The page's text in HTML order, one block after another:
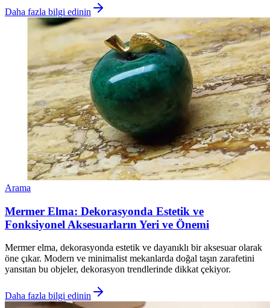
Daha fazla bilgi edinin
Arama
Mermer Elma: Dekorasyonda Estetik ve
Fonksiyonel Aksesuarların Yeri ve Önemi
Mermer elma, dekorasyonda estetik ve dayanıklı bir aksesuar olarak
öne çıkar. Modern ve minimalist mekanlarda doğal taşın zarafetini
yansıtan bu objeler, dekorasyon trendlerinde dikkat çekiyor.
Daha fazla bilgi edinin